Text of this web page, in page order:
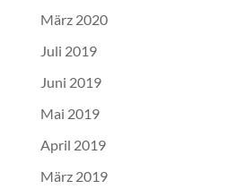
März 2020
Juli 2019
Juni 2019
Mai 2019
April 2019
März 2019